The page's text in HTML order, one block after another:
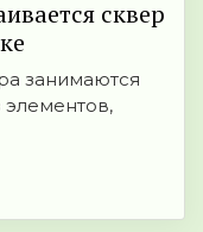
сквер
занимаются